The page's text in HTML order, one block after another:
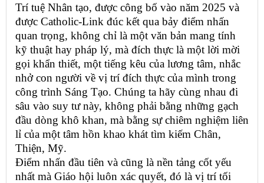
Trí tuệ Nhân tạo, được công bố vào năm 2025 và
được Catholic-Link đúc kết qua bảy điểm nhấn
quan trọng, không chỉ là một văn bản mang tính
kỹ thuật hay pháp lý, mà đích thực là một lời mời
gọi khẩn thiết, một tiếng kêu của lương tâm, nhắc
nhở con người về vị trí đích thực của mình trong
công trình Sáng Tạo. Chúng ta hãy cùng nhau đi
sâu vào suy tư này, không phải bằng những gạch
đầu dòng khô khan, mà bằng sự chiêm nghiệm liên
lỉ của một tâm hồn khao khát tìm kiếm Chân,
Thiện, Mỹ.
Điểm nhấn đầu tiên và cũng là nền tảng cốt yếu
nhất mà Giáo hội luôn xác quyết, đó là vị trí tối